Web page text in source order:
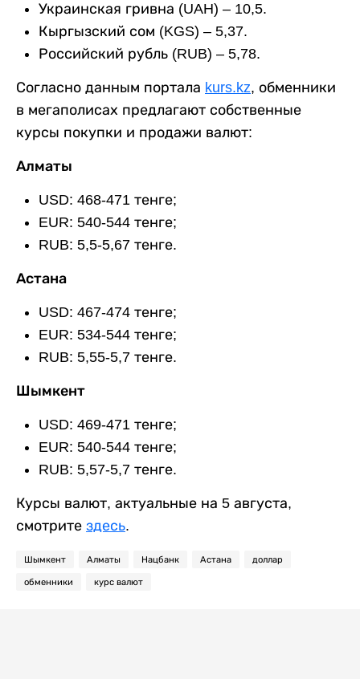
Украинская гривна (UAH) – 10,5.
Кыргызский сом (KGS) – 5,37.
Российский рубль (RUB) – 5,78.
Согласно данным портала kurs.kz, обменники
в мегаполисах предлагают собственные
курсы покупки и продажи валют:
Алматы
USD: 468-471 тенге;
EUR: 540-544 тенге;
RUB: 5,5-5,67 тенге.
Астана
USD: 467-474 тенге;
EUR: 534-544 тенге;
RUB: 5,55-5,7 тенге.
Шымкент
USD: 469-471 тенге;
EUR: 540-544 тенге;
RUB: 5,57-5,7 тенге.
Курсы валют, актуальные на 5 августа,
смотрите здесь.
Шымкент Алматы Нацбанк Астана доллар
обменники курс валют